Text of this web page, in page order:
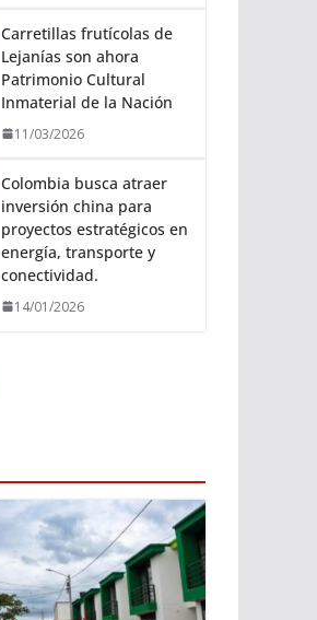
Carretillas frutícolas de
Lejanías son ahora
Patrimonio Cultural
Inmaterial de la Nación
11/03/2026
Colombia busca atraer
inversión china para
proyectos estratégicos en
energía, transporte y
conectividad.
14/01/2026